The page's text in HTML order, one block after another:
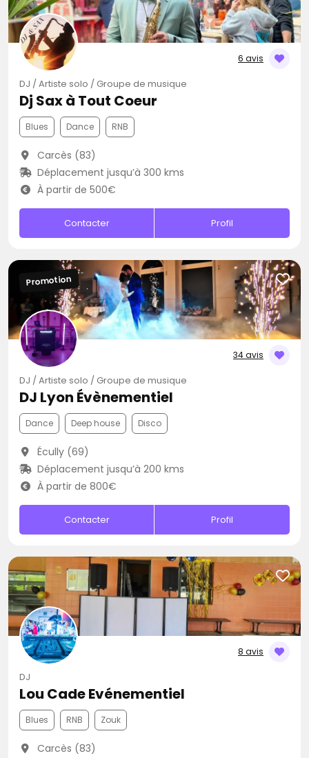
6 avis
DJ / Artiste solo / Groupe de musique
Dj Sax à Tout Coeur
Blues Dance RNB
Carcès (83)
Déplacement jusqu’à 300 kms
À partir de 500€
Contacter Profil
34 avis
Promotion
DJ / Artiste solo / Groupe de musique
DJ Lyon Évènementiel
Dance Deep house Disco
Écully (69)
Déplacement jusqu’à 200 kms
À partir de 800€
Contacter Profil
8 avis
DJ
Lou Cade Evénementiel
Blues RNB Zouk
Carcès (83)